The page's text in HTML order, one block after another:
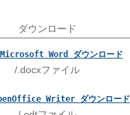
ダウンロード
Microsoft Word ダウンロード
/.docxファイル
Writer ダウンロード